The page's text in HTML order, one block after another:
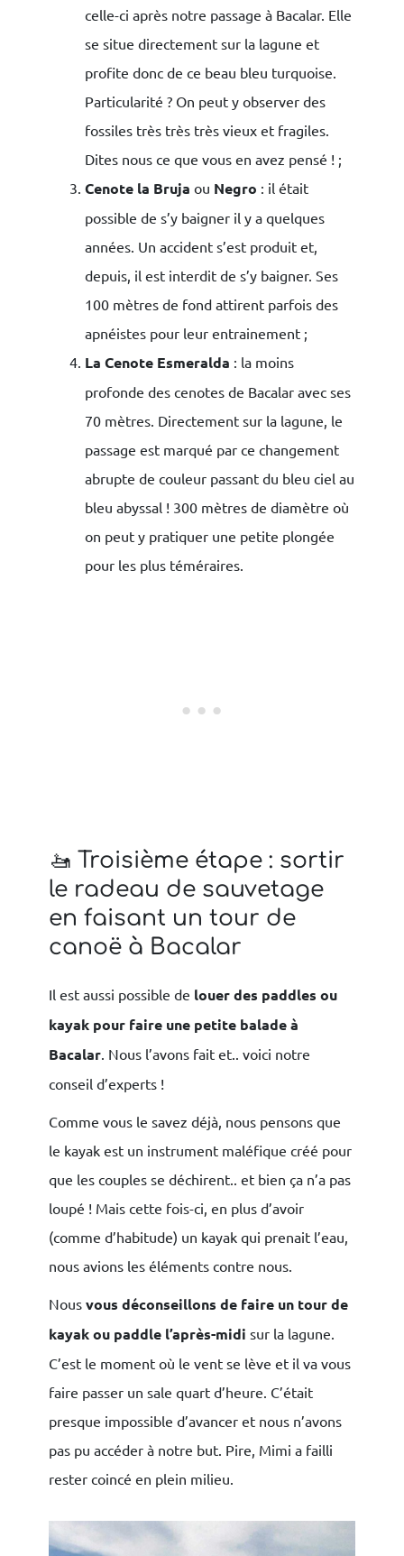
celle-ci après notre passage à Bacalar. Elle
se situe directement sur la lagune et
profite donc de ce beau bleu turquoise.
Particularité ? On peut y observer des
fossiles très très très vieux et fragiles.
Dites nous ce que vous en avez pensé ! ;
Cenote la Bruja ou Negro : il était
possible de s’y baigner il y a quelques
années. Un accident s’est produit et,
depuis, il est interdit de s’y baigner. Ses
100 mètres de fond attirent parfois des
apnéistes pour leur entrainement ;
La Cenote Esmeralda : la moins
profonde des cenotes de Bacalar avec ses
70 mètres. Directement sur la lagune, le
passage est marqué par ce changement
abrupte de couleur passant du bleu ciel au
bleu abyssal ! 300 mètres de diamètre où
on peut y pratiquer une petite plongée
pour les plus téméraires.
🚤 Troisième étape : sortir
le radeau de sauvetage
en faisant un tour de
canoë à Bacalar
Il est aussi possible de louer des paddles ou
kayak pour faire une petite balade à
Bacalar. Nous l’avons fait et.. voici notre
conseil d’experts !
Comme vous le savez déjà, nous pensons que
le kayak est un instrument maléfique créé pour
que les couples se déchirent.. et bien ça n’a pas
loupé ! Mais cette fois-ci, en plus d’avoir
(comme d’habitude) un kayak qui prenait l’eau,
nous avions les éléments contre nous.
Nous vous déconseillons de faire un tour de
kayak ou paddle l’après-midi sur la lagune.
C’est le moment où le vent se lève et il va vous
faire passer un sale quart d’heure. C’était
presque impossible d’avancer et nous n’avons
pas pu accéder à notre but. Pire, Mimi a failli
rester coincé en plein milieu.